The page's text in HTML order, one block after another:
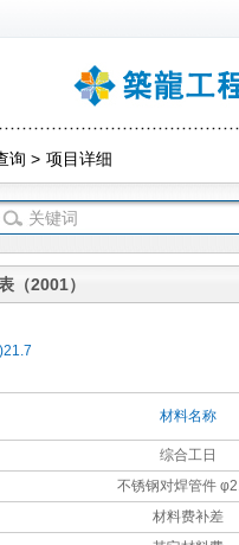
询 > 项目详细
（2001）
材料名称
综合工日
不锈钢对焊管件
材料费补差